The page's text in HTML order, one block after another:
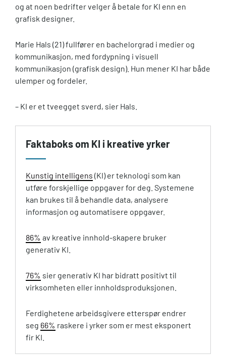
og at noen bedrifter velger å betale for KI enn en
grafisk designer.
Marie Hals (21) fullfører en bachelorgrad i medier og
kommunikasjon, med fordypning i visuell
kommunikasjon (grafisk design). Hun mener KI har både
ulemper og fordeler.
– KI er et tveegget sverd, sier Hals.
Faktaboks om KI i kreative yrker
Kunstig intelligens (KI) er teknologi som kan
utføre forskjellige oppgaver for deg. Systemene
kan brukes til å behandle data, analysere
informasjon og automatisere oppgaver.
86% av kreative innhold-skapere bruker
generativ KI.
76% sier generativ KI har bidratt positivt til
virksomheten eller innholdsproduksjonen.
Ferdighetene arbeidsgivere etterspør endrer
seg 66% raskere i yrker som er mest eksponert
fir KI.